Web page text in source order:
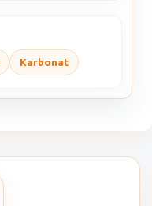
Karbonat